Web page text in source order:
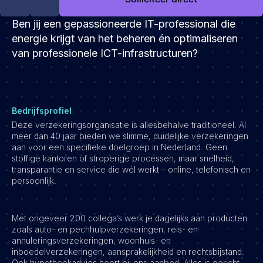
Engineering & leadership
Executive search
Marketing
Product
Sales
Specialistische techrollen
Support
Operations & HR
Inzichten
Werken bij Haystack People
Jobmarketing
Contact
Ben jij een gepassioneerde IT-professional die
energie krijgt van het beheren én optimaliseren
van professionele ICT-infrastructuren?
Bedrijfsprofiel
Deze verzekeringsorganisatie is allesbehalve traditioneel. Al
meer dan 40 jaar bieden we slimme, duidelijke verzekeringen
aan voor een specifieke doelgroep in Nederland. Geen
stoffige kantoren of stroperige processen, maar snelheid,
transparantie en service die wél werkt – online, telefonisch en
persoonlijk.
Met ongeveer 200 collega’s werk je dagelijks aan producten
zoals auto- en pechhulpverzekeringen, reis- en
annuleringsverzekeringen, woonhuis- en
inboedelverzekeringen, aansprakelijkheid en rechtsbijstand.